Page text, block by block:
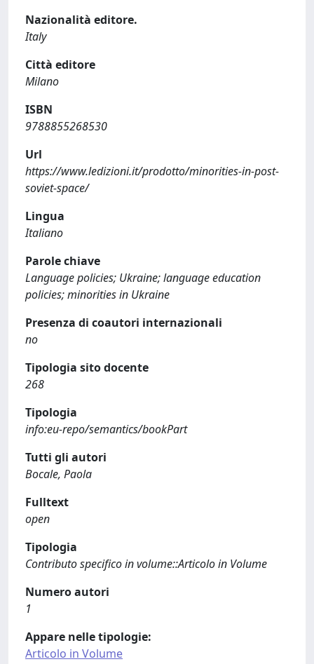
Nazionalità editore.
Italy
Città editore
Milano
ISBN
9788855268530
Url
https://www.ledizioni.it/prodotto/minorities-in-post-
soviet-space/
Lingua
Italiano
Parole chiave
Language policies; Ukraine; language education
policies; minorities in Ukraine
Presenza di coautori internazionali
no
Tipologia sito docente
268
Tipologia
info:eu-repo/semantics/bookPart
Tutti gli autori
Bocale, Paola
Fulltext
open
Tipologia
Contributo specifico in volume::Articolo in Volume
Numero autori
1
Appare nelle tipologie:
Articolo in Volume